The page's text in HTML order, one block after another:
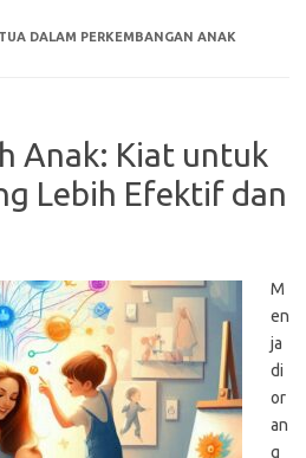
DALAM PERKEMBANGAN ANAK
Anak: Kiat untuk
Lebih Efektif dan
M
en
ja
di
or
an
g